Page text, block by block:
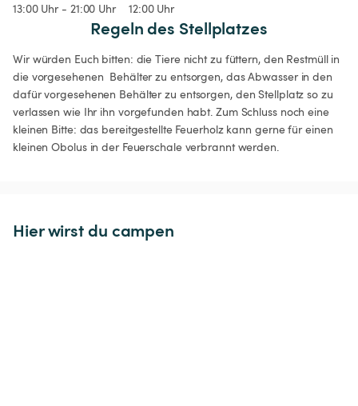
13:00 Uhr - 21:00 Uhr 12:00 Uhr
Regeln des Stellplatzes
Wir würden Euch bitten: die Tiere nicht zu füttern, den Restmüll in
die vorgesehenen  Behälter zu entsorgen, das Abwasser in den
dafür vorgesehenen Behälter zu entsorgen, den Stellplatz so zu
verlassen wie Ihr ihn vorgefunden habt. Zum Schluss noch eine
kleinen Bitte: das bereitgestellte Feuerholz kann gerne für einen
kleinen Obolus in der Feuerschale verbrannt werden.
Hier wirst du campen